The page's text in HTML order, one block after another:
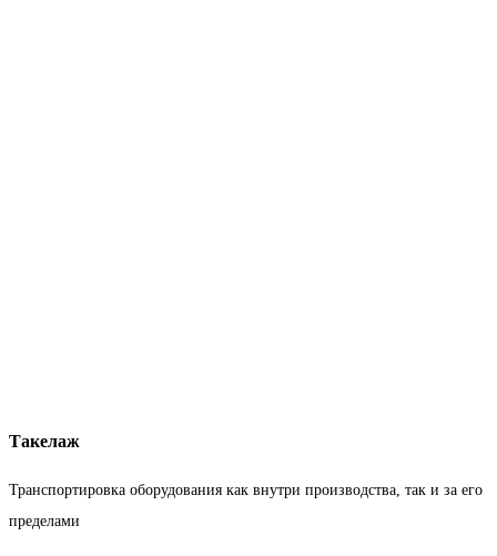
Такелаж
Транспортировка оборудования как внутри производства, так и за его
пределами